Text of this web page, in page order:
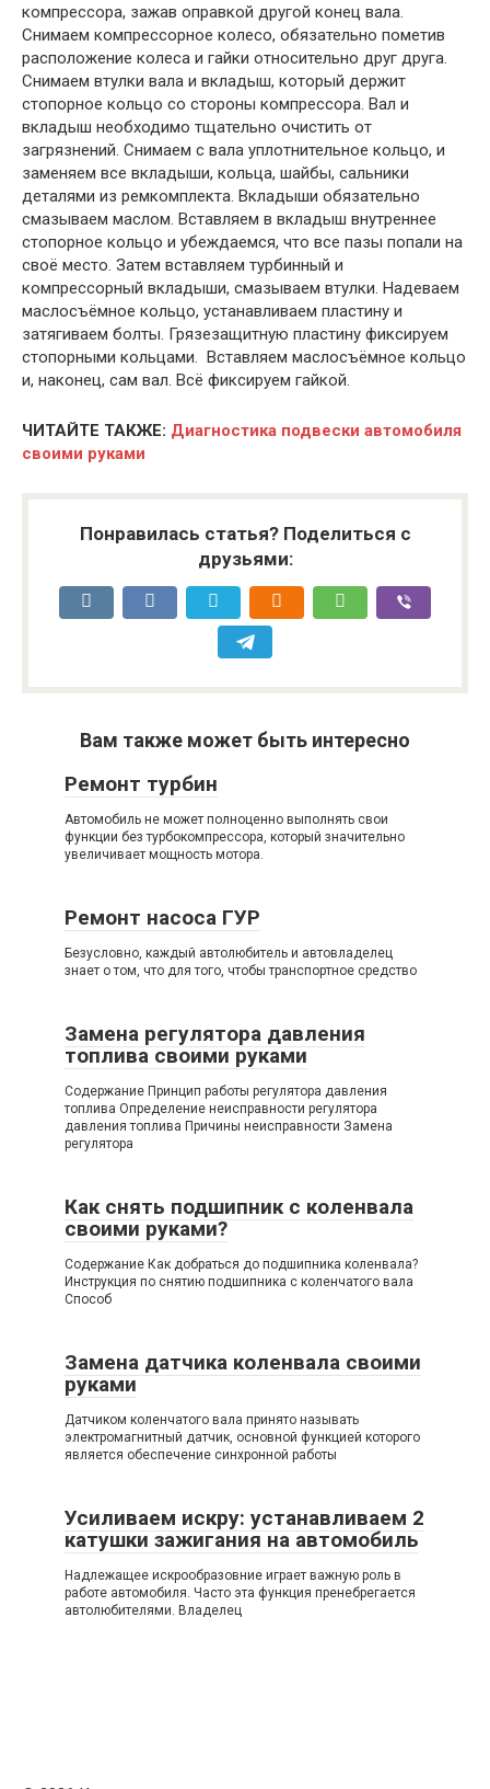
компрессора, зажав оправкой другой конец вала.
Снимаем компрессорное колесо, обязательно пометив
расположение колеса и гайки относительно друг друга.
Снимаем втулки вала и вкладыш, который держит
стопорное кольцо со стороны компрессора. Вал и
вкладыш необходимо тщательно очистить от
загрязнений. Снимаем с вала уплотнительное кольцо, и
заменяем все вкладыши, кольца, шайбы, сальники
деталями из ремкомплекта. Вкладыши обязательно
смазываем маслом. Вставляем в вкладыш внутреннее
стопорное кольцо и убеждаемся, что все пазы попали на
своё место. Затем вставляем турбинный и
компрессорный вкладыши, смазываем втулки. Надеваем
маслосъёмное кольцо, устанавливаем пластину и
затягиваем болты. Грязезащитную пластину фиксируем
стопорными кольцами. Вставляем маслосъёмное кольцо
и, наконец, сам вал. Всё фиксируем гайкой.
ЧИТАЙТЕ ТАКЖЕ: Диагностика подвески автомобиля
своими руками
Понравилась статья? Поделиться с
друзьями:
Вам также может быть интересно
Ремонт турбин
Автомобиль не может полноценно выполнять свои
функции без турбокомпрессора, который значительно
увеличивает мощность мотора.
Ремонт насоса ГУР
Безусловно, каждый автолюбитель и автовладелец
знает о том, что для того, чтобы транспортное средство
Замена регулятора давления
топлива своими руками
Содержание Принцип работы регулятора давления
топлива Определение неисправности регулятора
давления топлива Причины неисправности Замена
регулятора
Как снять подшипник с коленвала
своими руками?
Содержание Как добраться до подшипника коленвала?
Инструкция по снятию подшипника с коленчатого вала
Способ
Замена датчика коленвала своими
руками
Датчиком коленчатого вала принято называть
электромагнитный датчик, основной функцией которого
является обеспечение синхронной работы
Усиливаем искру: устанавливаем 2
катушки зажигания на автомобиль
Надлежащее искрообразовние играет важную роль в
работе автомобиля. Часто эта функция пренебрегается
автолюбителями. Владелец